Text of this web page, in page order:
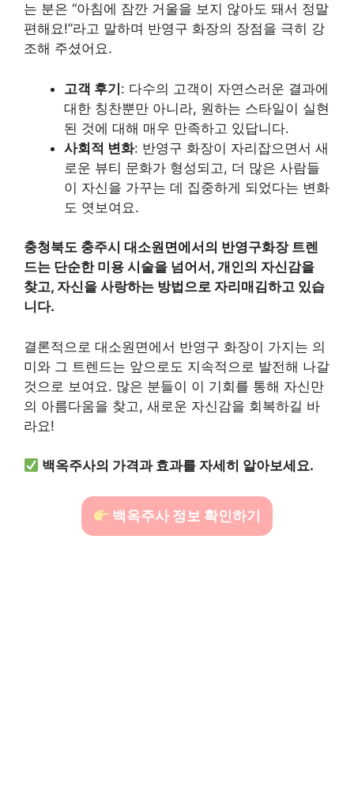
는 분은 “아침에 잠깐 거울을 보지 않아도 돼서 정말
편해요!”라고 말하며 반영구 화장의 장점을 극히 강
조해 주셨어요.
고객 후기: 다수의 고객이 자연스러운 결과에
대한 칭찬뿐만 아니라, 원하는 스타일이 실현
된 것에 대해 매우 만족하고 있답니다.
사회적 변화: 반영구 화장이 자리잡으면서 새
로운 뷰티 문화가 형성되고, 더 많은 사람들
이 자신을 가꾸는 데 집중하게 되었다는 변화
도 엿보여요.
충청북도 충주시 대소원면에서의 반영구화장 트렌
드는 단순한 미용 시술을 넘어서, 개인의 자신감을
찾고, 자신을 사랑하는 방법으로 자리매김하고 있습
니다.
결론적으로 대소원면에서 반영구 화장이 가지는 의
미와 그 트렌드는 앞으로도 지속적으로 발전해 나갈
것으로 보여요. 많은 분들이 이 기회를 통해 자신만
의 아름다움을 찾고, 새로운 자신감을 회복하길 바
라요!
백옥주사의 가격과 효과를 자세히 알아보세요.
백옥주사 정보 확인하기